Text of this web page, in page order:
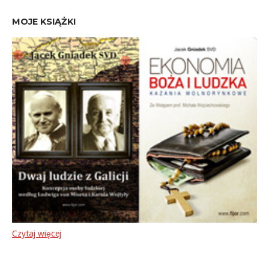
MOJE KSIĄŻKI
Czytaj więcej